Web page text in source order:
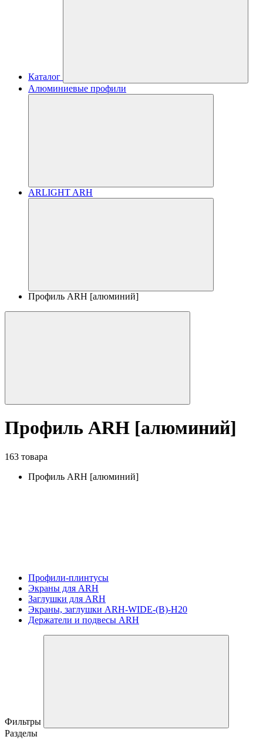
Каталог
Алюминиевые профили
ARLIGHT ARH
Профиль ARH [алюминий]
Профиль ARH [алюминий]
163 товара
Профиль ARH [алюминий]
Профили-плинтусы
Экраны для ARH
Заглушки для ARH
Экраны, заглушки ARH-WIDE-(B)-H20
Держатели и подвесы ARH
Фильтры
Разделы